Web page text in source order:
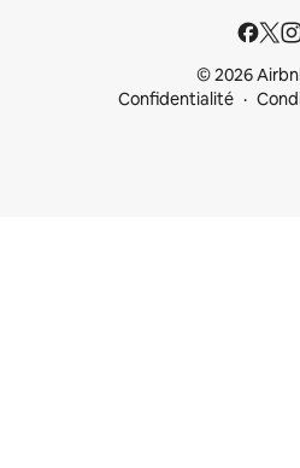
© 2026
Confidentialité